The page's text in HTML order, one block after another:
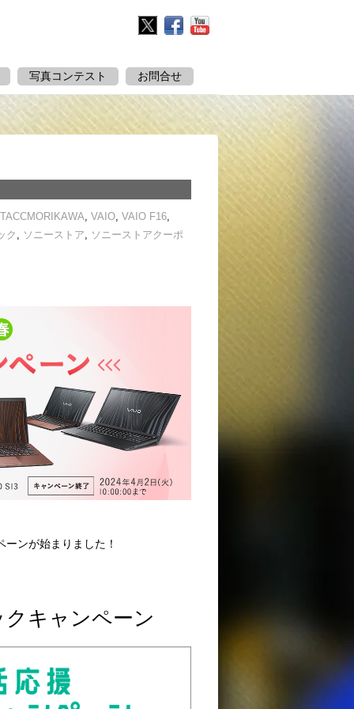
写真コンテスト お問合せ
Twitter FacebookYouTube
, VAIO, VAIO F16,
ク , ソニーストア, ソニーストアクーポ
ンが始まりました！
キャンペーン